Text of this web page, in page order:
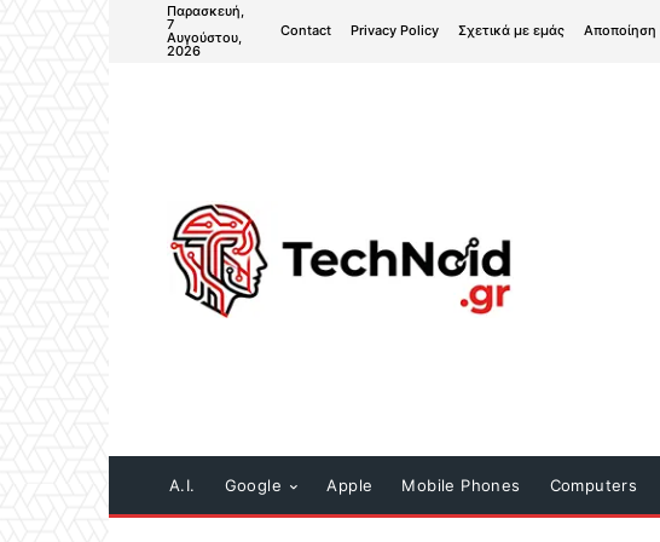
Παρασκευή,
7
Αυγούστου,
2026
Contact Privacy Policy Σχετικά με εμάς Αποποίηση
A.I. Google Apple Mobile Phones Computers